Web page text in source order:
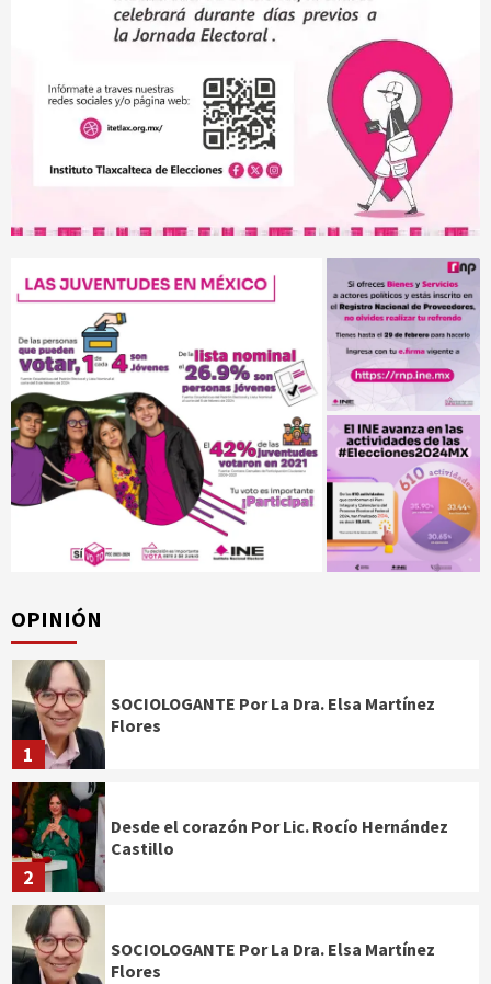
OPINIÓN
1
SOCIOLOGANTE Por La Dra. Elsa Martínez
Flores
2
Desde el corazón Por Lic. Rocío Hernández
Castillo
SOCIOLOGANTE Por La Dra. Elsa Martínez
Flores